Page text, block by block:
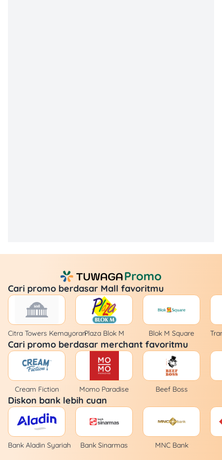
Cari promo berdasar Mall favoritmu
Citra Towers KemayoranPlaza Blok M Blok M Square
Cari promo berdasar merchant favoritmu
Cream Fiction Momo Paradise Beef Boss
Diskon bank lebih cuan
Bank Aladin Syariah Bank Sinarmas MNC Bank